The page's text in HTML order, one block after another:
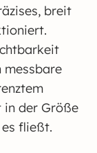
breit
messbare
in der Größe
fließt.